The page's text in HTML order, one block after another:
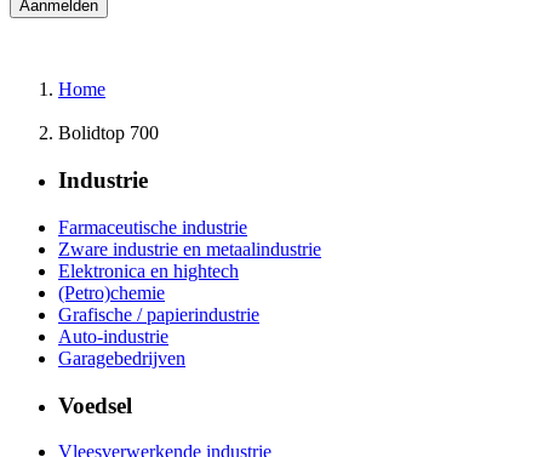
Home
Bolidtop 700
Industrie
Farmaceutische industrie
Zware industrie en metaalindustrie
Elektronica en hightech
(Petro)chemie
Grafische / papierindustrie
Auto-industrie
Garagebedrijven
Voedsel
Vleesverwerkende industrie